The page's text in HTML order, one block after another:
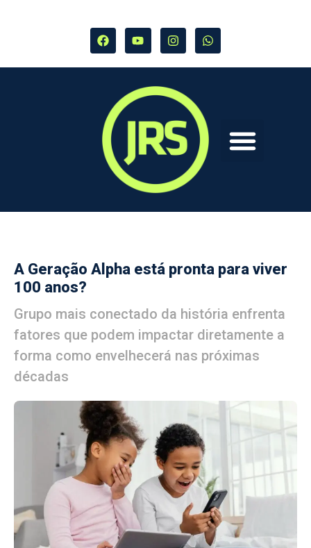
A Geração Alpha está pronta para viver
100 anos?
Grupo mais conectado da história enfrenta
fatores que podem impactar diretamente a
forma como envelhecerá nas próximas
décadas